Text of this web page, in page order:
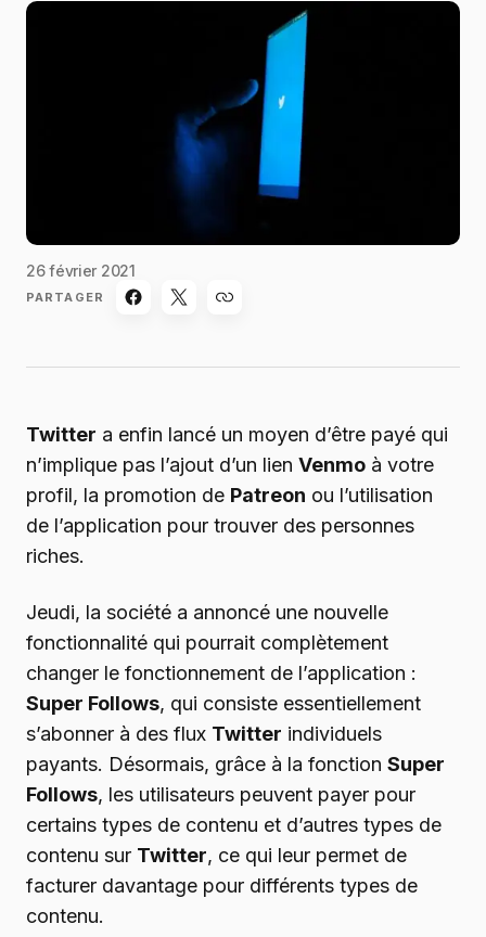
26 février 2021
PARTAGER
Twitter a enfin lancé un moyen d’être payé qui
n’implique pas l’ajout d’un lien Venmo à votre
profil, la promotion de Patreon ou l’utilisation
de l’application pour trouver des personnes
riches.
Jeudi, la société a annoncé une nouvelle
fonctionnalité qui pourrait complètement
changer le fonctionnement de l’application :
Super Follows, qui consiste essentiellement
s’abonner à des flux Twitter individuels
payants. Désormais, grâce à la fonction Super
Follows, les utilisateurs peuvent payer pour
certains types de contenu et d’autres types de
contenu sur Twitter, ce qui leur permet de
facturer davantage pour différents types de
contenu.